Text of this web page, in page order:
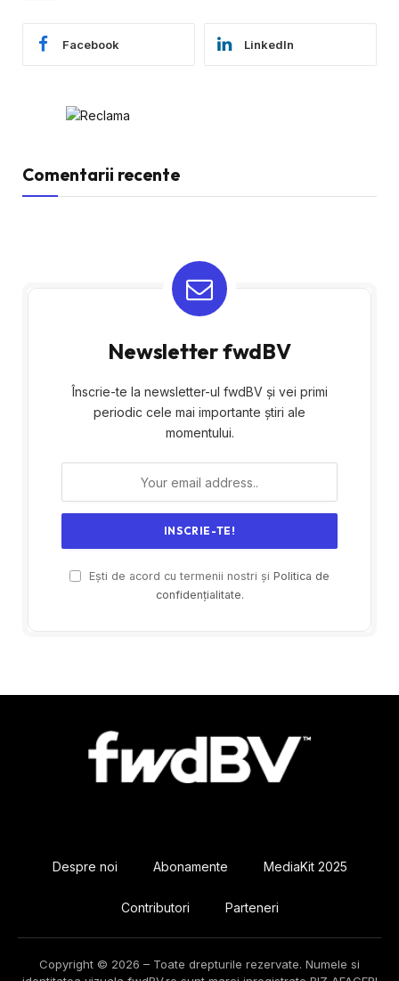
Facebook LinkedIn
Comentarii recente
Newsletter fwdBV
Înscrie-te la newsletter-ul fwdBV și vei primi
periodic cele mai importante știri ale
momentului.
Ești de acord cu termenii nostri și Politica de
confidențialitate.
Despre noi Abonamente MediaKit 2025
Contributori Parteneri
Copyright © 2026 – Toate drepturile rezervate. Numele si